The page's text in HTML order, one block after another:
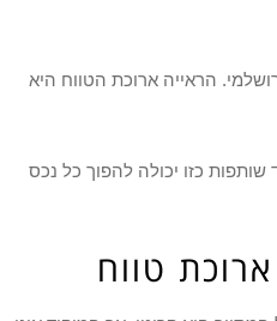
הראייה ארוכת הטווח היא
כזו יכולה להפוך כל נכס
טווח